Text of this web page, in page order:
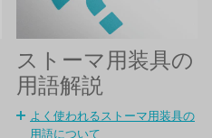
ストーマ用装具の
用語解説
よく使われるストーマ用装具の
用語について